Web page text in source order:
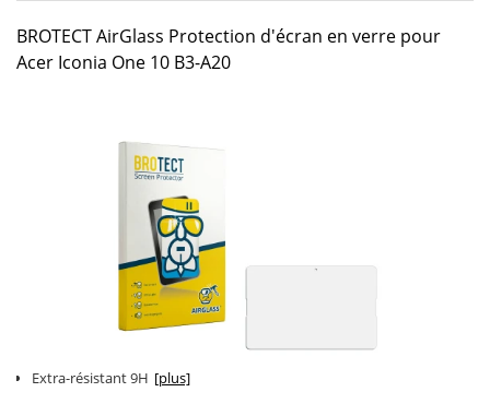
BROTECT AirGlass Protection d'écran en verre pour
Acer Iconia One 10 B3-A20
Extra-résistant 9H [plus]